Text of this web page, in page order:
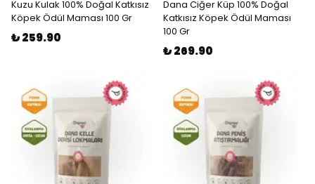
Kuzu Kulak 100% Doğal Katkısız
Köpek Ödül Maması 100 Gr
₺ 259.90
Dana Ciğer Küp 100% Doğal
Katkısız Köpek Ödül Maması
100 Gr
₺ 269.90